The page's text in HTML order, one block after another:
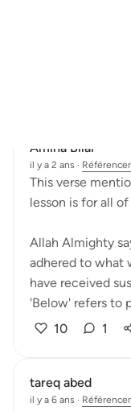
Allah promises
Amina Bilal
il y a 2 ans ·
This verse
lesson is for all of
Allah Almighty
adhered to what
have received
'Below' refers to
10 1
tareq abed
il y a 6 ans ·